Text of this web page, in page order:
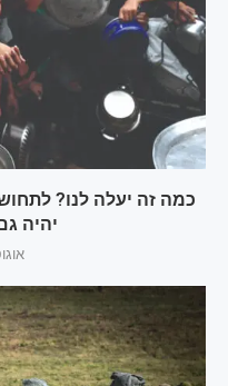
כמה זה יעלה לנו?
יהיה
אוגוסט